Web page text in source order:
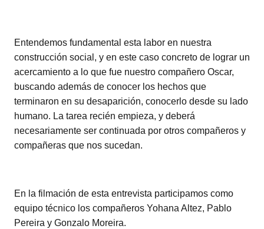
Entendemos fundamental esta labor en nuestra
construcción social, y en este caso concreto de lograr un
acercamiento a lo que fue nuestro compañero Oscar,
buscando además de conocer los hechos que
terminaron en su desaparición, conocerlo desde su lado
humano. La tarea recién empieza, y deberá
necesariamente ser continuada por otros compañeros y
compañeras que nos sucedan.
En la filmación de esta entrevista participamos como
equipo técnico los compañeros Yohana Altez, Pablo
Pereira y Gonzalo Moreira.